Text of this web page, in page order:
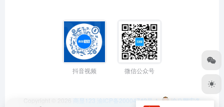
抖音视频 微信公众号
Copyright © 2026 商显123 渝ICP备20004742号-1
渝公网安备